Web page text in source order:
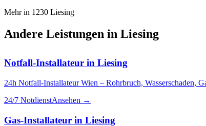
Mehr in 1230 Liesing
Andere Leistungen in Liesing
Notfall-Installateur in Liesing
24h Notfall-Installateur Wien – Rohrbruch, Wasserschaden,
24/7 NotdienstAnsehen →
Gas-Installateur in Liesing